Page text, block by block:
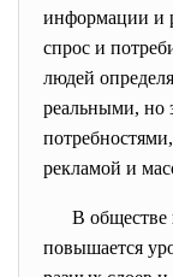
информации и
спрос и
людей
реальными, но
рекламой и
В обществе
повышается